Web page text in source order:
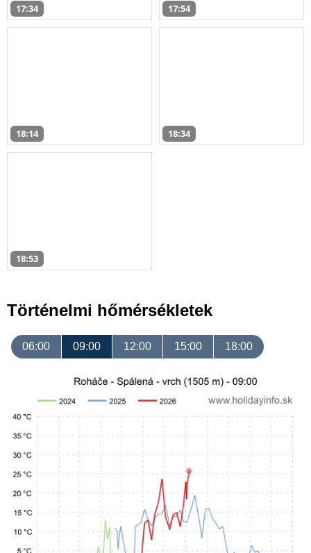
17:34 17:54
18:14 18:34
18:53
Történelmi hőmérsékletek
06:00 09:00 12:00 15:00 18:00